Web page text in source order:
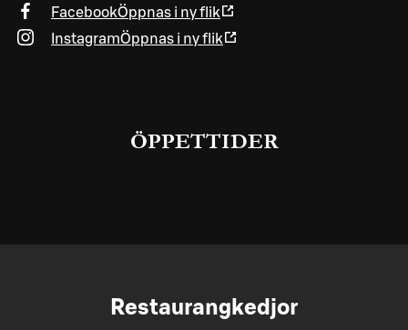
FacebookÖppnas i ny flik
InstagramÖppnas i ny flik
ÖPPETTIDER
Restaurangkedjor